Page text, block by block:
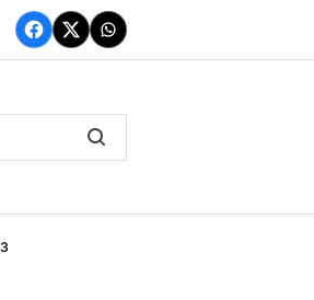
Facebook
TwitterWhatsApp